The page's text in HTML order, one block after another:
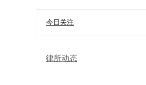
今日关注
律所动态